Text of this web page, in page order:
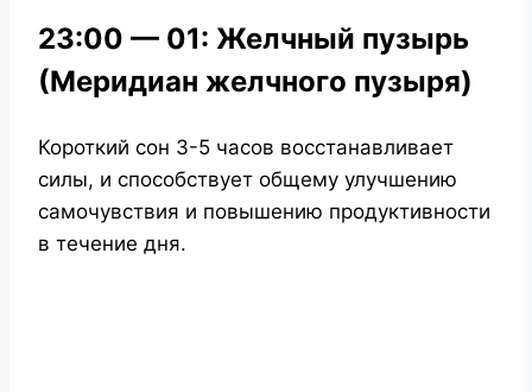
23:00 — 01: Желчный пузырь
(Меридиан желчного пузыря)
Короткий сон 3-5 часов восстанавливает
силы, и способствует общему улучшению
самочувствия и повышению продуктивности
в течение дня.